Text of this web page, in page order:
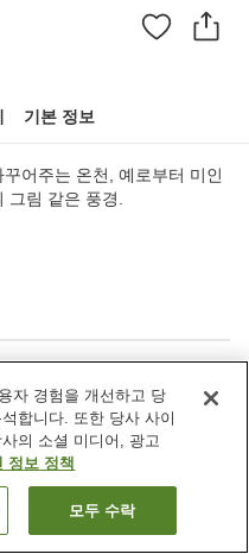
기본 정보
어주는 온천, 예로부터 미인
림 같은 풍경.
동판매기
천탕 (온천)
자 경험을 개선하고 당
합니다. 또한 당사 사이
의 소셜 미디어, 광고
정보 정책
모두 수락